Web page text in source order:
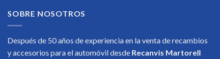
SOBRE NOSOTROS
Después de 50 años de experiencia en la venta de recambios
y accesorios para el automóvil desde Recanvis Martorell